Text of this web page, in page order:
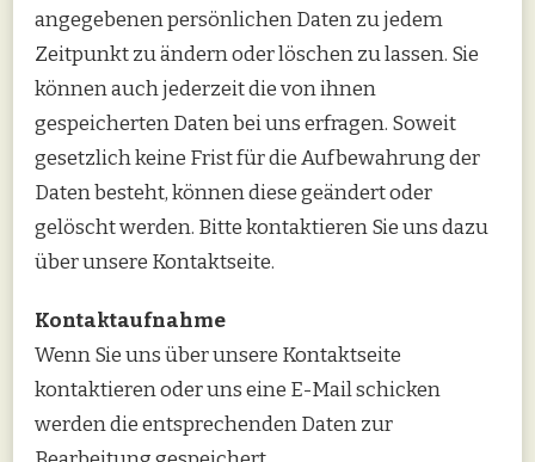
angegebenen persönlichen Daten zu jedem
Zeitpunkt zu ändern oder löschen zu lassen. Sie
können auch jederzeit die von ihnen
gespeicherten Daten bei uns erfragen. Soweit
gesetzlich keine Frist für die Aufbewahrung der
Daten besteht, können diese geändert oder
gelöscht werden. Bitte kontaktieren Sie uns dazu
über unsere Kontaktseite.
Kontaktaufnahme
Wenn Sie uns über unsere Kontaktseite
kontaktieren oder uns eine E-Mail schicken
werden die entsprechenden Daten zur